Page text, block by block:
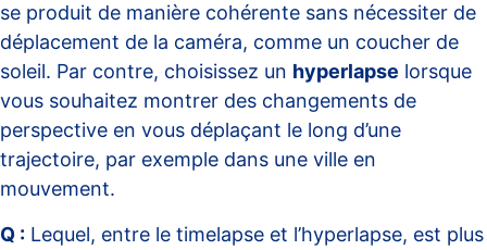
se produit de manière cohérente sans nécessiter de
déplacement de la caméra, comme un coucher de
soleil. Par contre, choisissez un hyperlapse lorsque
vous souhaitez montrer des changements de
perspective en vous déplaçant le long d’une
trajectoire, par exemple dans une ville en
mouvement.
Q : Lequel, entre le timelapse et l’hyperlapse, est plus